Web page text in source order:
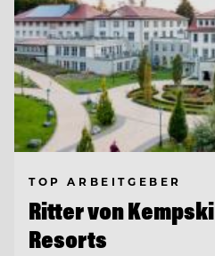
TOP ARBEITGEBER
Ritter von
Resorts